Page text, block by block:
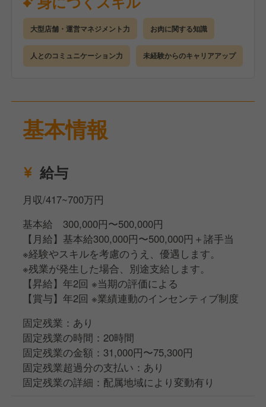
手厚い研修とサポート体制を完備しているので、店舗
運営の経験がない方でも安心してスタートできます。
●座学研修（2日間）
企業や店舗について理解を深めていただきます。
●店舗研修（3カ月）
ビジネスマナーも身につくので未経験でも安心です。
●キャリアアップ
長を目指すことが可能です
大型店舗・運営マネジメント力 お肉に関する知識
人とのコミュニケーション力 未経験からのキャリアアップ
基本情報
給与
月収/417~700万円
基本給 300,000円〜500,000円
【月給】基本給300,000円〜500,000円＋諸手当
※経験やスキルを考慮のうえ、優遇します。
※残業が発生した場合、別途支給します。
【昇給】年2回 ※当期の評価による
【賞与】年2回 ※業績連動のインセンティブ制度
固定残業：あり
固定残業の時間：20時間
固定残業の金額：31,000円〜75,300円
固定残業超過分の支払い：あり
固定残業の詳細：配属地域により変動有り